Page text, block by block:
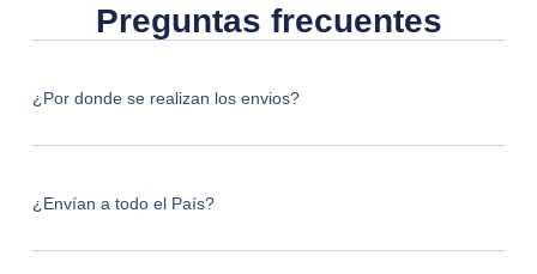
Preguntas frecuentes
¿Por donde se realizan los envios?
¿Envían a todo el País?